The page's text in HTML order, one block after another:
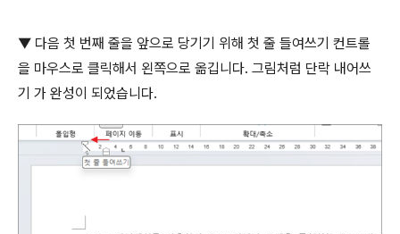
▼ 다음 첫 번째 줄을 앞으로 당기기 위해 첫 줄 들여쓰기 컨트롤
을 마우스로 클릭해서 왼쪽으로 옮깁니다. 그림처럼 단락 내어쓰
기 가 완성이 되었습니다.